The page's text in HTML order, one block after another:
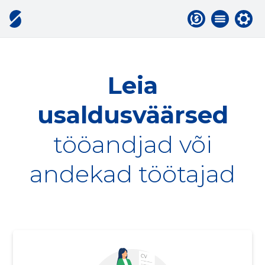
Leia
usaldusväärsed
tööandjad või
andekad töötajad